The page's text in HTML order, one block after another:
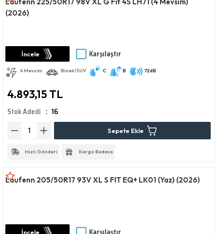
(2026)
İncele Karşılaştır
4 Mevsim Binek/SUV C B 72dB
4.893,15 TL
Stok Adedi 16
Sepete Ekle
Hızlı Gönderi Kargo Bedava
Laufenn 205/50R17 93V XL S FIT EQ+ LK01 (Yaz) (2026)
İncele